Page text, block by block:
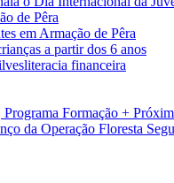
de Pêra
em Armação de Pêra
a partir dos 6 anos
literacia financeira
Programa Formação +
da Operação Floresta